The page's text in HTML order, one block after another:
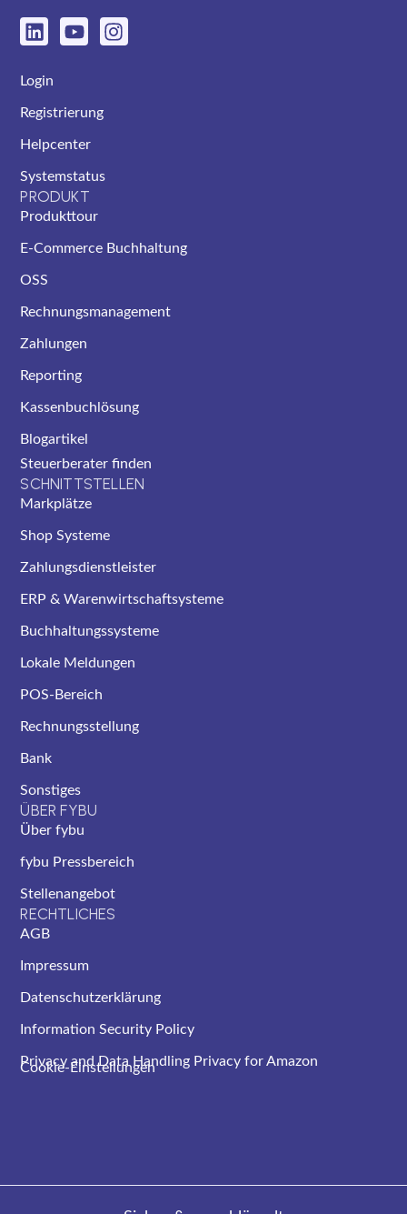
Login
Registrierung
Helpcenter
Systemstatus
PRODUKT
Produkttour
E-Commerce Buchhaltung
OSS
Rechnungsmanagement
Zahlungen
Reporting
Kassenbuchlösung
Blogartikel
Steuerberater finden
SCHNITTSTELLEN
Markplätze
Shop Systeme
Zahlungsdienstleister
ERP & Warenwirtschaftsysteme
Buchhaltungssysteme
Lokale Meldungen
POS-Bereich
Rechnungsstellung
Bank
Sonstiges
ÜBER FYBU
Über fybu
fybu Pressbereich
Stellenangebot
RECHTLICHES
AGB
Impressum
Datenschutzerklärung
Information Security Policy
Privacy and Data Handling Privacy for Amazon
Cookie-Einstellungen